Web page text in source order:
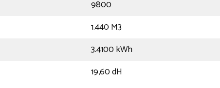
9800
1.440 M3
3.4100 kWh
19,60 dH